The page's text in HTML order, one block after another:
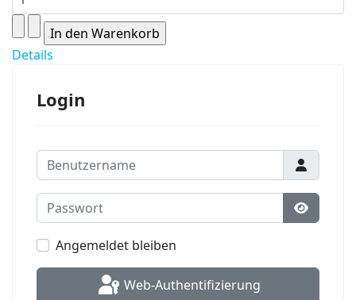
Details
Login
Benutzername
Passwort
Angemeldet bleiben
Web-Authentifizierung